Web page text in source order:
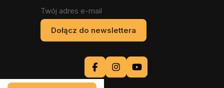
Twój adres e-mail
Dołącz do newslettera